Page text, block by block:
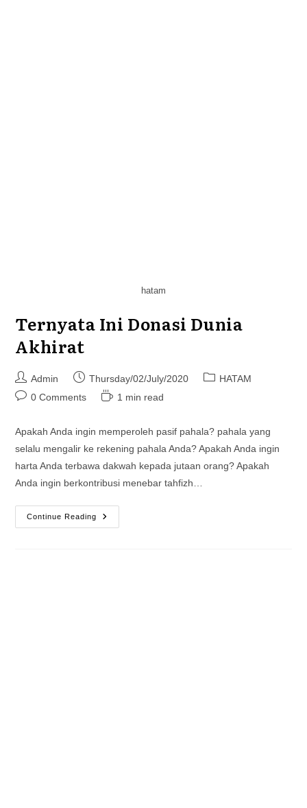
hatam
Ternyata Ini Donasi Dunia
Akhirat
Post
author:
Admin
Post
published:
Thursday/02/July/2020
PostHATAM
Post0 Comments
Reading
1 min read
Apakah Anda ingin memperoleh pasif pahala? pahala yang
selalu mengalir ke rekening pahala Anda? Apakah Anda ingin
harta Anda terbawa dakwah kepada jutaan orang? Apakah
Anda ingin berkontribusi menebar tahfizh…
Continue Reading
Ternyata
Ini